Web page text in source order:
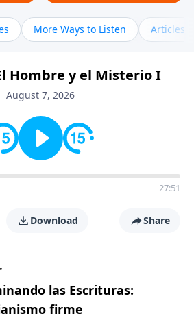
More Ways to Listen Articles
Hombre y el Misterio I
August 7, 2026
27:51
Download Share
las Escrituras:
firme